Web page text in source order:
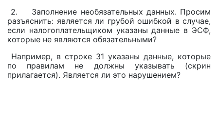
2. Заполнение необязательных данных. Просим
разъяснить: является ли грубой ошибкой в случае,
если налогоплательщиком указаны данные в ЭСФ,
которые не являются обязательными?
Например, в строке 31 указаны данные, которые
по правилам не должны указывать (скрин
прилагается). Является ли это нарушением?